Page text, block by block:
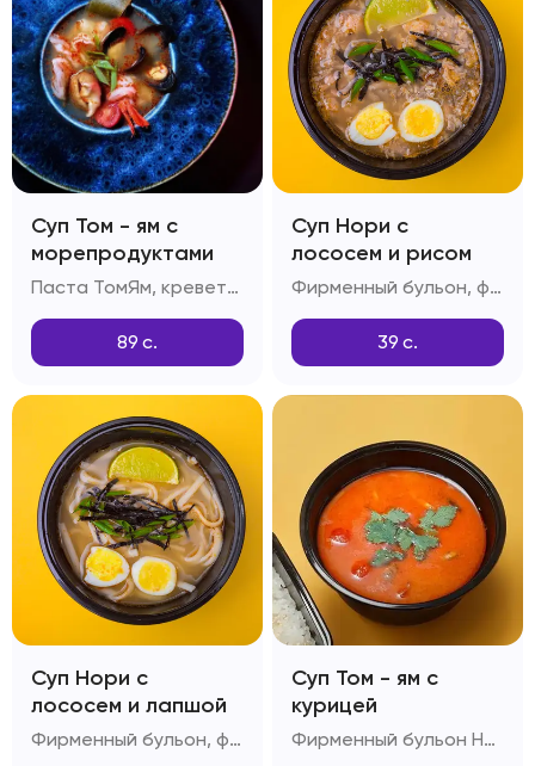
Суп Том - ям с
морепродуктами
Паста ТомЯм, креветки, мидии, шампиньоны, снежный краб, помидоры черри
89 с.
Суп Нори с
лососем и рисом
Фирменный бульон, филе лосося, отварной рис, куриное яйцо, паста Том-ям, рыбный соус, зеленый лук
39 с.
Суп Нори с
лососем и лапшой
Фирменный бульон, филе лосося, китайская лапша, куриное яйцо, паста Том-ям, рыбный соус, зеленый лук
Суп Том - ям с
курицей
Фирменный бульон Нори, рис, филе куриное, шампиньоны, помидоры Черри, паста Том-ям, кокосовое молоко, лайм, соус Рыбный, чеснок, стручковый перец, зелень